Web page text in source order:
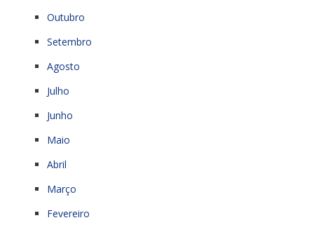
Outubro
Setembro
Agosto
Julho
Junho
Maio
Abril
Março
Fevereiro